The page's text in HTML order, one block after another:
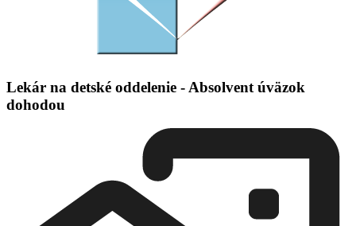
Lekár na detské oddelenie - Absolvent úväzok
dohodou